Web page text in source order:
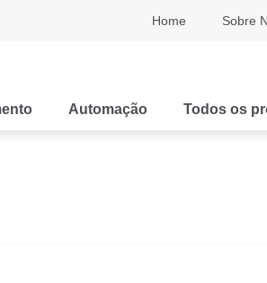
Home Sobre
Automação Todos os